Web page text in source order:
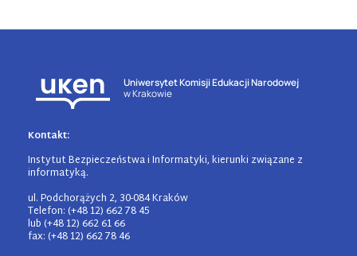
Uniwersytet Komisji Edukacji Narodowej
w Krakowie
Kontakt:
Instytut Bezpieczeństwa i Informatyki, kierunki związane z
informatyką.
ul. Podchorążych 2, 30-084 Kraków
Telefon: (+48 12) 662 78 45
lub (+48 12) 662 61 66
fax: (+48 12) 662 78 46